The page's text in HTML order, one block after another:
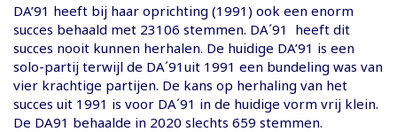
DA’91 heeft bij haar oprichting (1991) ook een enorm
succes behaald met 23106 stemmen. DA´91 heeft dit
succes nooit kunnen herhalen. De huidige DA’91 is een
solo-partij terwijl de DA´91uit 1991 een bundeling was van
vier krachtige partijen. De kans op herhaling van het
succes uit 1991 is voor DA´91 in de huidige vorm vrij klein.
De DA91 behaalde in 2020 slechts 659 stemmen.